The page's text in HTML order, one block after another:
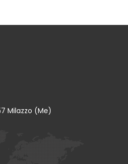
Milazzo (Me)